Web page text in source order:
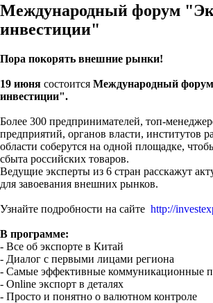
Международный форум
инвестиции"
Пора покорять внешние рынки!
19 июня состоится Международный
инвестиции".
Более 300 предпринимателей, топ-
предприятий, органов власти, институтов
области соберутся на одной площадке,
сбыта российских товаров.
Ведущие эксперты из 6 стран расскажут
для завоевания внешних рынков.
Узнайте подробности на сайте http://
В программе:
- Все об экспорте в Китай
- Диалог с первыми лицами региона
- Самые эффективные коммуникационные
- Online экспорт в деталях
- Просто и понятно о валютном контроле